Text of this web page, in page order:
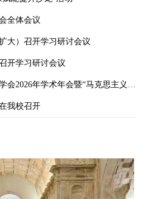
全体会议
大）召开学习研讨会议
开学习研讨会议
我校召开